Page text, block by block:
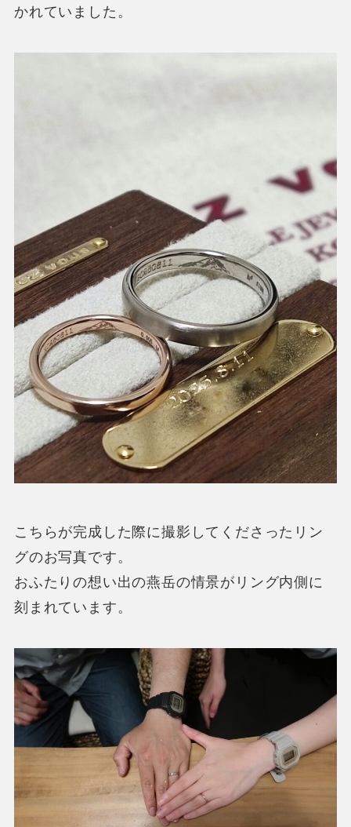
かれていました。
こちらが完成した際に撮影してくださったリン
グのお写真です。
おふたりの想い出の燕岳の情景がリング内側に
刻まれています。